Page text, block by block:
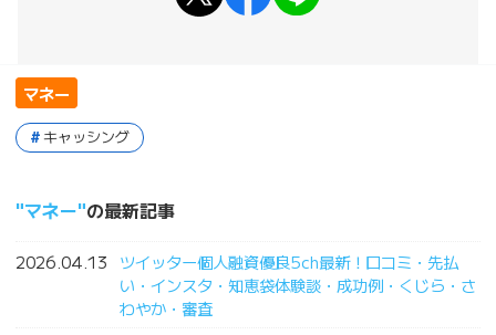
マネー
キャッシング
マネー の最新記事
2026.04.13
ツイッター個人融資優良5ch最新！口コミ・先払
い・インスタ・知恵袋体験談・成功例・くじら・さ
わやか・審査